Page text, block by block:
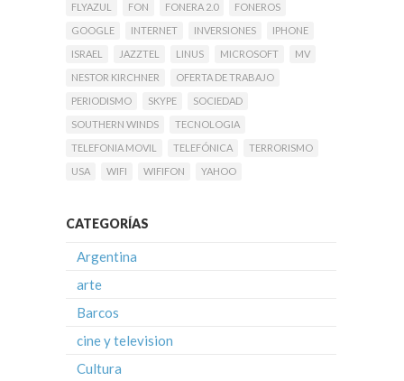
FLYAZUL
FON FONERA 2.0
FONEROS
GOOGLE
INTERNET INVERSIONES
IPHONE
ISRAEL
JAZZTEL LINUS MICROSOFT
MV
NESTOR KIRCHNER
OFERTA DE TRABAJO
PERIODISMO
SKYPE
SOCIEDAD
SOUTHERN WINDS
TECNOLOGIA
TELEFONIA MOVIL
TELEFÓNICA
TERRORISMO
USA
WIFI WIFIFON YAHOO
CATEGORÍAS
Argentina
arte
Barcos
cine y television
Cultura